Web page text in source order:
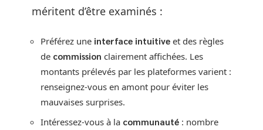
méritent d’être examinés :
Préférez une interface intuitive et des règles
de commission clairement affichées. Les
montants prélevés par les plateformes varient :
renseignez-vous en amont pour éviter les
mauvaises surprises.
Intéressez-vous à la communauté : nombre